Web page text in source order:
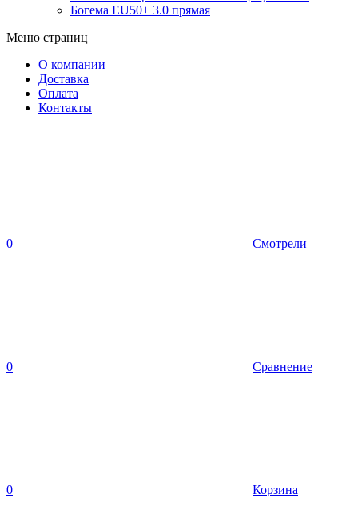
Богема EU50+ 3.0 прямая
Меню страниц
О компании
Доставка
Оплата
Контакты
0 Смотрели
0 Сравнение
0 Корзина